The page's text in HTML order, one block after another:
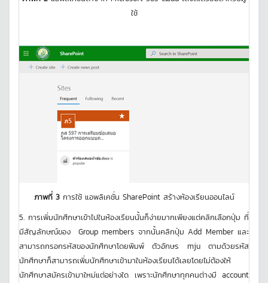
ใช้
ภาพที่ 3 การใช้ แอพลิเคชั่น SharePoint สร้างห้องเรียนออนไลน์
5. การเพิ่มนักศึกษาเข้าไปในห้องเรียนนั้นก็ง่ายมากเพียงแต่คลิกเลือกปุ่ม ที่
มีสัญลักษณ์ของ Group members จากนั้นคลิกปุ่ม Add Member และ
สามารถกรอกรหัสของนักศึกษาโดยพิมพ์ ตัวอักษร mju ตามด้วยรหัส
นักศึกษาก็สามารถเพิ่มนักศึกษาเข้ามาในห้องเรียนได้เลยโดยไม่ต้องให้
นักศึกษาสมัครเข้ามาใหม่แต่อย่างใด เพราะนักศึกษาทุกคนต่างมี account